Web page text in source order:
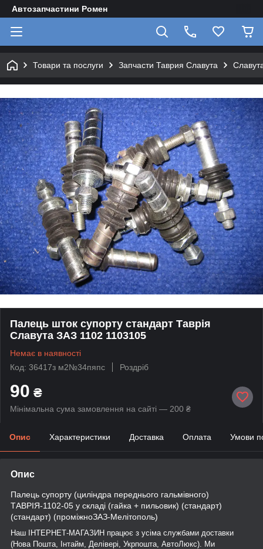
Автозапчастини Ромен
Товари та послуги Запчасти Таврия Славута
Палець шток супорту стандарт Таврія
Славута ЗАЗ 1102 1103105
Немає в наявності
Код: 36417з м2№34пяпс
Роздріб
90 ₴
Мінімальна сума замовлення на сайті — 200 ₴
Опис Характеристики Доставка Оплата Умови
Опис
Палець супорту (циліндра переднього гальмівного)
ТАВРІЯ-1102-05 у складі (гайка + пильовик) (стандарт)
(стандарт) (проміжноЗАЗ-Мелітополь)
Наш ІНТЕРНЕТ-МАГАЗИН працює з усіма службами доставки
(Нова Пошта, Інтайм, Делівері, Укрпошта, АвтоЛюкс). Ми